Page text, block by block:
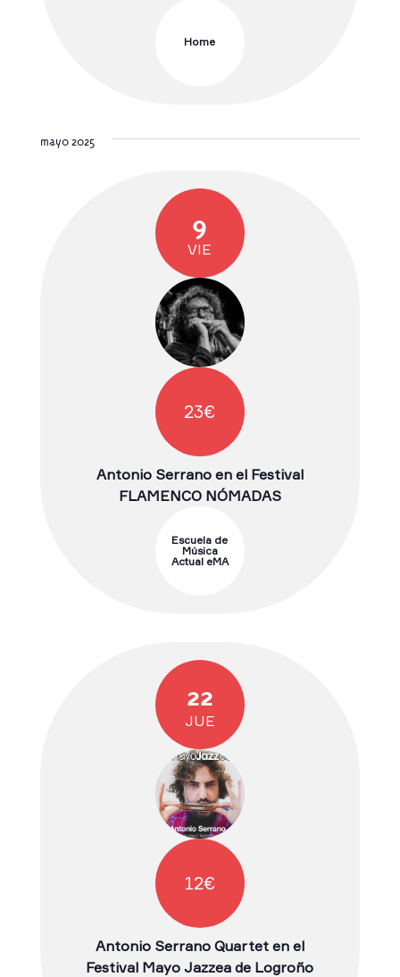
Home
mayo 2025
VIE
9
Antonio Serrano en el Festival
FLAMENCO NÓMADAS
Escuela de
Música
Actual eMA
23€
JUE
22
Antonio Serrano Quartet en el
Festival Mayo Jazzea de Logroño
12€